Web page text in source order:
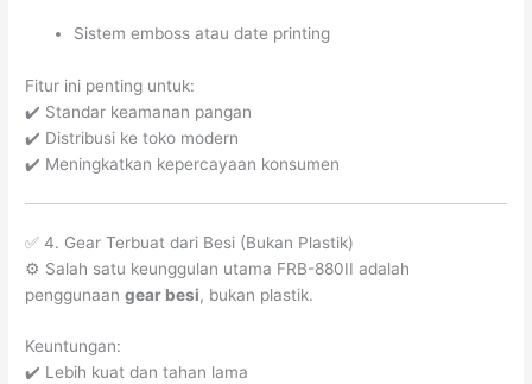
Sistem emboss atau date printing
Fitur ini penting untuk:
✔️ Standar keamanan pangan
✔️ Distribusi ke toko modern
✔️ Meningkatkan kepercayaan konsumen
✅ 4. Gear Terbuat dari Besi (Bukan Plastik)
⚙️ Salah satu keunggulan utama FRB-880II adalah
penggunaangear besi, bukan plastik.
Keuntungan:
✔️ Lebih kuat dan tahan lama